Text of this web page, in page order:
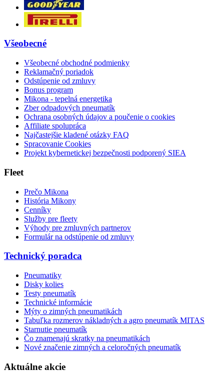
Všeobecné
Všeobecné obchodné podmienky
Reklamačný poriadok
Odstúpenie od zmluvy
Bonus program
Mikona - tepelná energetika
Zber odpadových pneumatík
Ochrana osobných údajov a poučenie o cookies
Affiliate spolupráca
Najčastejšie kladené otázky FAQ
Spracovanie Cookies
Projekt kybernetickej bezpečnosti podporený SIEA
Fleet
Prečo Mikona
História Mikony
Cenníky
Služby pre fleety
Výhody pre zmluvných partnerov
Formulár na odstúpenie od zmluvy
Technický poradca
Pneumatiky
Disky kolies
Testy pneumatík
Technické informácie
Mýty o zimných pneumatikách
Tabuľka rozmerov nákladných a agro pneumatík MITAS
Starnutie pneumatík
Čo znamenajú skratky na pneumatikách
Nové značenie zimných a celoročných pneumatík
Aktuálne akcie